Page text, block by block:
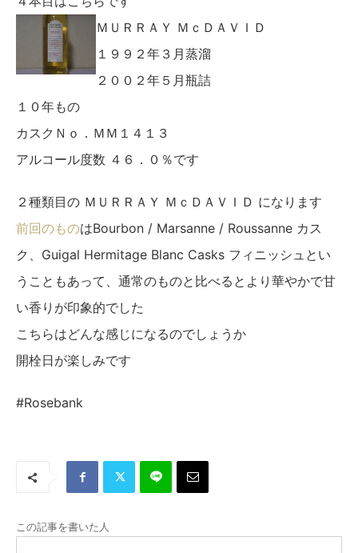
ＭＵＲＲＡＹ ＭｃＤＡＶＩＤ
１９９２年３月蒸溜
２００２年５月瓶詰
１０年もの
カスクＮｏ．ＭＭ１４１３
アルコール度数 ４６．０％です
２種類目の ＭＵＲＲＡＹ ＭｃＤＡＶＩＤ になります
前回のものはBourbon / Marsanne / Roussanne カス
ク、Guigal Hermitage Blanc Casks フィニッシュとい
うこともあって、通常のものと比べるとより華やかで甘
い香りが印象的でした
こちらはどんな感じになるのでしょうか
開栓日が楽しみです
#Rosebank
この記事を書いた人